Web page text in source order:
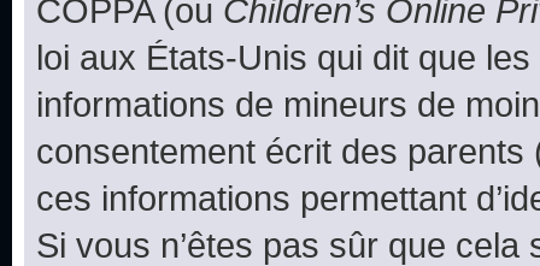
COPPA (ou Children’s Online
loi aux États-Unis qui dit que
informations de mineurs de
consentement écrit des parents
ces informations permettant
Si vous n’êtes pas sûr que